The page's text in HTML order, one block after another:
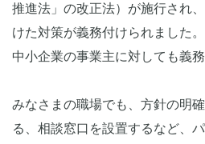
推進法」の改正法）が施行され
けた対策が義務付けられました
中小企業の事業主に対しても義
みなさまの職場でも、方針の明
る、相談窓口を設置するなど、